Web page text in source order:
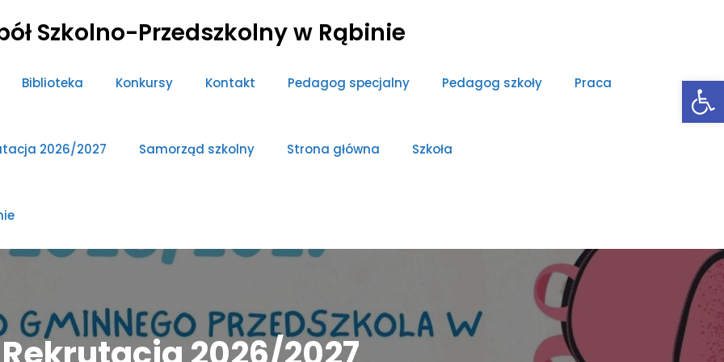
Open toolbar
Szkolno-Przedszkolny w Rąbinie
Biblioteka Konkursy Kontakt Pedagog specjalny Pedagog szkoły Praca
2026/2027 Samorząd szkolny Strona główna Szkoła